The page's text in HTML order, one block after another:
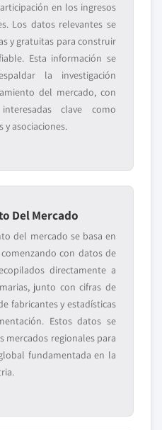
en los ingresos
Los datos relevantes se
y gratuitas para construir
Esta información se
la investigación
del mercado, con
clave como
asociaciones.
Del Mercado
del mercado se basa en
con datos de
directamente a
junto con cifras de
fabricantes y estadísticas
Estos datos se
mercados regionales para
fundamentada en la